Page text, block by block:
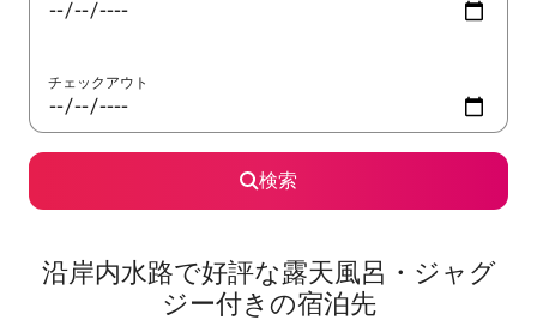
チェックアウト
検索
沿岸内水路で好評な露天風呂・ジャグ
ジー付きの宿泊先